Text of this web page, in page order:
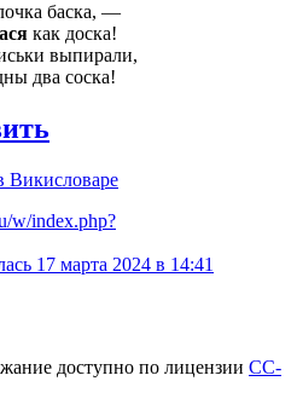
баска, —
как доска!
выпирали,
два соска!
Викисловаре
w/index.php?
17 марта 2024 в 14:41
доступно по лицензии CC-